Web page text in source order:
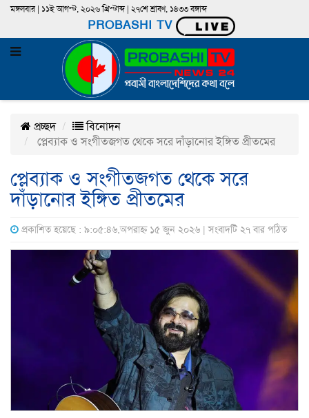
মঙ্গলবার | ১১ই আগস্ট, ২০২৬ খ্রিস্টাব্দ | ২৭শে শ্রাবণ, ১৪৩৩ বঙ্গাব্দ
PROBASHI TV
প্রচ্ছদ
বিনোদন
প্লেব্যাক ও সংগীতজগত থেকে সরে দাঁড়ানোর ইঙ্গিত প্রীতমের
প্লেব্যাক ও সংগীতজগত থেকে সরে
দাঁড়ানোর ইঙ্গিত প্রীতমের
প্রকাশিত হয়েছে : ৯:০৫:৪৬,অপরাহ্ন ১৫ জুন ২০২৬ | সংবাদটি ২৭ বার পঠিত